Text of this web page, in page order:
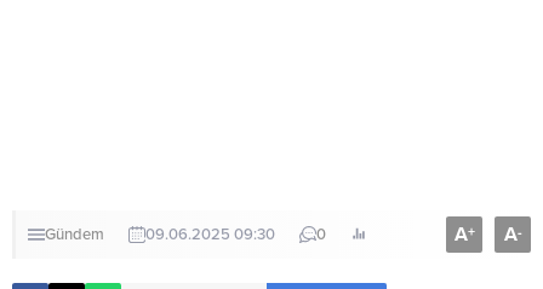
Gündem 09.06.2025 09:30 0 A+ A-